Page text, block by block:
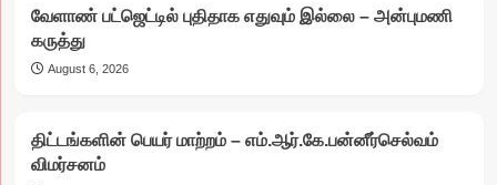
வேளாண் பட்ஜெட்டில் புதிதாக எதுவும் இல்லை – அன்புமணி
கருத்து
August 6, 2026
திட்டங்களின் பெயர் மாற்றம் – எம்.ஆர்.கே.பன்னீர்செல்வம்
விமர்சனம்